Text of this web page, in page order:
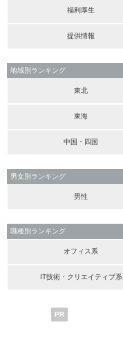
福利厚生
提供情報
地域別ランキング
東北
東海
中国・四国
男女別ランキング
男性
職種別ランキング
オフィス系
IT技術・クリエイティブ系
PR